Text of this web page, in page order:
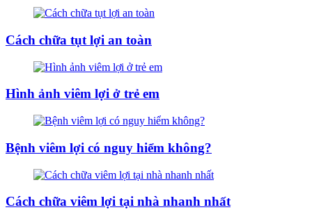
Cách chữa tụt lợi an toàn
Hình ảnh viêm lợi ở trẻ em
Bệnh viêm lợi có nguy hiểm không?
Cách chữa viêm lợi tại nhà nhanh nhất